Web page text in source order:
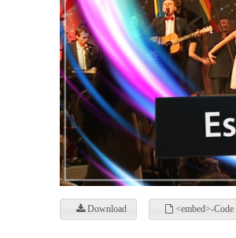
Download <embed>-Code